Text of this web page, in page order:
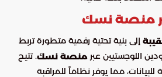
منصة نسك
إلى بنية تحتية رقمية متطورة تربط
اللوجستيين عبر منصة نسك. تتيح
مما يوفر نظاماً للمراقبة